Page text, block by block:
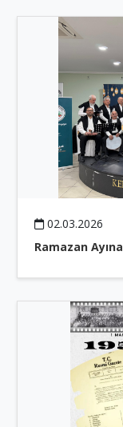
02.03.2026
Ramazan